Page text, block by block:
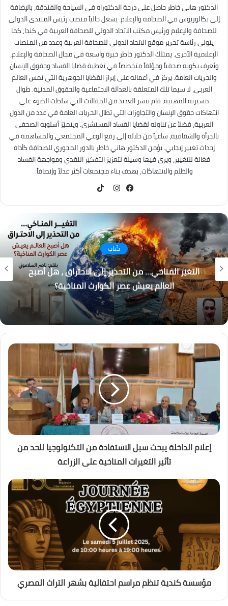
الدكتور هاني خاطر حاصل على درجة الدكتوراه في السياحة والفندقة، بالإضافة
إلى بكالوريوس في الصحافة والإعلام. يشغل حالياً منصب رئيس المنتدى الدولى
للصحافة والإعلام ورئيس مكتب الاتحاد الدولي للصحافة العربية في كندا، كما
يتولى رئاسة تحرير موقع الاتحاد الدولي للصحافة العربية وعدد من المنصات
الإعلامية الأخرى. يمتلك الدكتور خاطر خبرة واسعة في مجال الصحافة والإعلام،
ويُعرف بكونه صحفياً ومؤلفاً متخصصاً في تغطية قضايا الفساد وحقوق الإنسان
والحريات العامة. يركز في أعماله على إبراز القضايا الجوهرية التي تمس العالم
العربي، لا سيما تلك المتعلقة بالعدالة الاجتماعية والحقوق المدنية. طوال
مسيرته المهنية، قام بنشر العديد من المقالات التي سلطت الضوء على
انتهاكات حقوق الإنسان والتجاوزات التي تطال الحريات العامة في عدد من الدول
العربية، فضلاً عن تناوله لقضايا الفساد المستشري. ويتميّز أسلوبه الصحفي
بالجرأة والشفافية، ساعياً من خلاله إلى رفع الوعي المجتمعي والمساهمة في
إحداث تغيير إيجابي. يؤمن الدكتور هاني خاطر بالدور المحوري للصحافة كأداة
فعّالة للتغيير، ويرى فيها وسيلة لتعزيز التفكير النقدي ومواجهة الفساد
والظلم والانتهاكات، بهدف بناء مجتمعات أكثر عدلاً وإنصافاً.
كُتاب
التغير المناخي… من التحذير إلى الاحتراق ، هل أصبح
العالم يعيش عصر الكوارث المناخية؟
إعلام الداخلة يبحث سبل الاستفادة من التكنولوجيا للحد من
تأثير التغيرات المناخية على الزراعة
مؤسسة كندية تنظم مراسم احتفالية بشهر التراث المصري